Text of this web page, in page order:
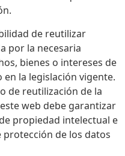
de reutilizar
por la necesaria
bienes o intereses de
la legislación vigente.
de reutilización de la
web debe garantizar
propiedad intelectual e
de los datos